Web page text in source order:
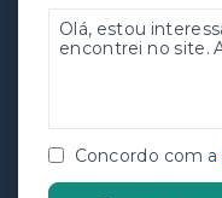
Concordo com a